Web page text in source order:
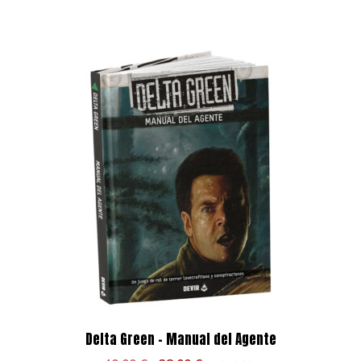
Delta Green – Manual del Agente